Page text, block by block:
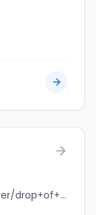
jobbank.gc.ca/browsejobs/employer/drop+of+ink/ca